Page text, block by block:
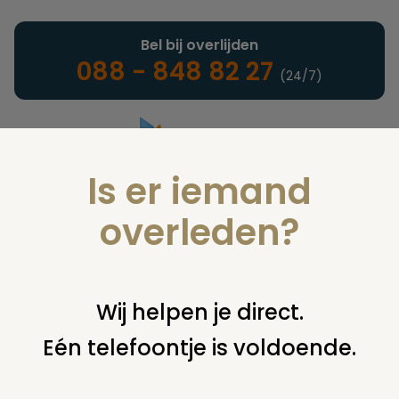
Landelijke uitvaartonderneming
Bel bij overlijden
088 - 848 82 27 (24/7)
U bent hier: home verzekeringen overige financiering uit
oud polisnummer
Is er iemand
overleden?
Wij helpen je direct.
Eén telefoontje is voldoende.